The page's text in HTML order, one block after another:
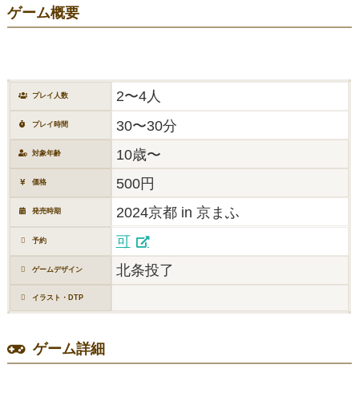
ゲーム概要
プレイ人数 2〜4人
プレイ時間 30〜30分
対象年齢 10歳〜
価格 500円
発売時期 2024京都 in 京まふ
予約 可
ゲームデザイン 北条投了
イラスト・DTP
ゲーム詳細